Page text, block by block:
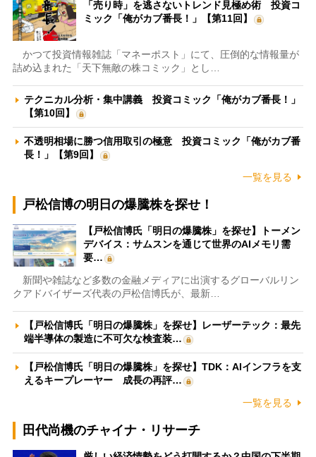
「売り時」を逃さないトレンド見極め術 投資コ
ミック「俺がカブ番長！」【第11回】
かつて投資情報雑誌「マネーポスト」にて、圧倒的な情報量が
詰め込まれた「天下無敵の株コミック」とし…
テクニカル分析・集中講義 投資コミック「俺がカブ番長！」
【第10回】
不透明相場に勝つ信用取引の極意 投資コミック「俺がカブ番
長！」【第9回】
一覧を見る
戸松信博の明日の爆騰株を探せ！
【戸松信博氏「明日の爆騰株」を探せ】トーメン
デバイス：サムスンを通じて世界のAIメモリ需
要…
新聞や雑誌など多数の金融メディアに出演するグローバルリン
クアドバイザーズ代表の戸松信博氏が、最新…
【戸松信博氏「明日の爆騰株」を探せ】レーザーテック：最先
端半導体の製造に不可欠な検査装…
【戸松信博氏「明日の爆騰株」を探せ】TDK：AIインフラを支
えるキープレーヤー 成長の再評…
一覧を見る
田代尚機のチャイナ・リサーチ